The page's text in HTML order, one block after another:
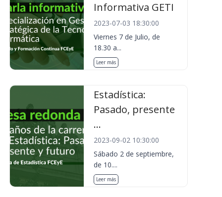
Informativa GETI
2023-07-03 18:30:00
Viernes 7 de Julio, de
18.30 a...
Leer más
Estadística:
Pasado, presente
...
2023-09-02 10:30:00
Sábado 2 de septiembre,
de 10....
Leer más